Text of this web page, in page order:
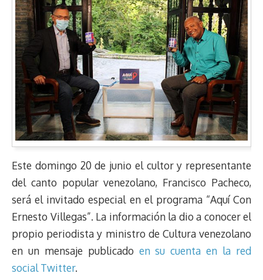
Este domingo 20 de junio el cultor y representante
del canto popular venezolano, Francisco Pacheco,
será el invitado especial en el programa “Aquí Con
Ernesto Villegas”. La información la dio a conocer el
propio periodista y ministro de Cultura venezolano
en un mensaje publicado en su cuenta en la red
social Twitter.